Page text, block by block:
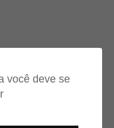
você deve se